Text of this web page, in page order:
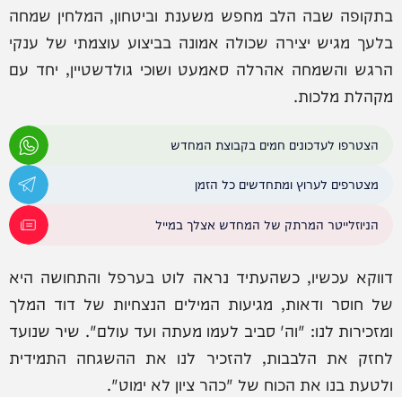
בתקופה שבה הלב מחפש משענת וביטחון, המלחין שמחה
בלעך מגיש יצירה שכולה אמונה בביצוע עוצמתי של ענקי
הרגש והשמחה אהרלה סאמעט ושוכי גולדשטיין, יחד עם
מקהלת מלכות.
הצטרפו לעדכונים חמים בקבוצת המחדש
מצטרפים לערוץ ומתחדשים כל הזמן
הניוזלייטר המרתק של המחדש אצלך במייל
דווקא עכשיו, כשהעתיד נראה לוט בערפל והתחושה היא
של חוסר ודאות, מגיעות המילים הנצחיות של דוד המלך
ומזכירות לנו: "וה' סביב לעמו מעתה ועד עולם". שיר שנועד
לחזק את הלבבות, להזכיר לנו את ההשגחה התמידית
ולטעת בנו את הכוח של "כהר ציון לא ימוט".